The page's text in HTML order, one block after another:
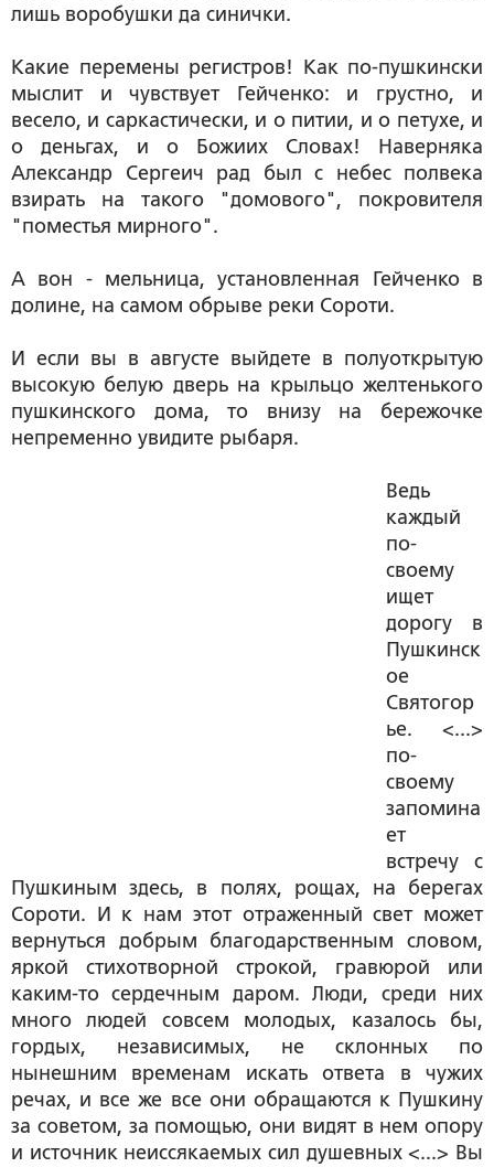
лишь воробушки да синички.
Какие перемены регистров! Как по-пушкински
мыслит и чувствует Гейченко: и грустно, и
весело, и саркастически, и о питии, и о петухе, и
о деньгах, и о Божиих Словах! Наверняка
Александр Сергеич рад был с небес полвека
взирать на такого "домового", покровителя
"поместья мирного".
А вон - мельница, установленная Гейченко в
долине, на самом обрыве реки Сороти.
И если вы в августе выйдете в полуоткрытую
высокую белую дверь на крыльцо желтенького
пушкинского дома, то внизу на бережочке
непременно увидите рыбаря.
Ведь
каждый
по-
своему
ищет
дорогу в
Пушкинск
ое
Святогор
ье. <...>
по-
своему
запомина
ет
встречу с
Пушкиным здесь, в полях, рощах, на берегах
Сороти. И к нам этот отраженный свет может
вернуться добрым благодарственным словом,
яркой стихотворной строкой, гравюрой или
каким-то сердечным даром. Люди, среди них
много людей совсем молодых, казалось бы,
гордых, независимых, не склонных по
нынешним временам искать ответа в чужих
речах, и все же все они обращаются к Пушкину
за советом, за помощью, они видят в нем опору
и источник неиссякаемых сил душевных <...> Вы